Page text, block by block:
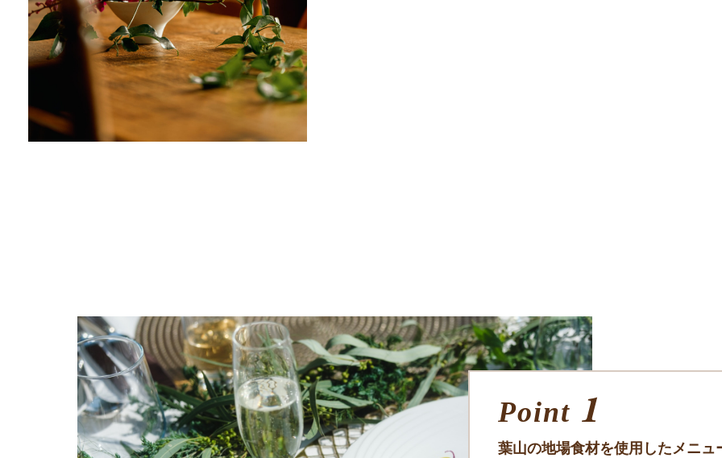
Point 1
葉山の地場食材を使用したメニュ